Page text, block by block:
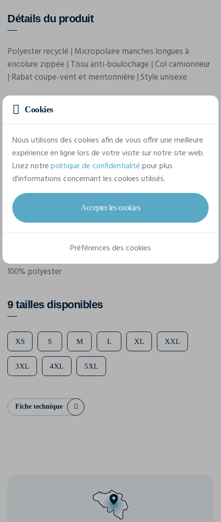
Détails du produit
Polyester recyclé | Micropolaire manches longues à
encolure zippée | Tissu anti-boulochage | Col camionneur
| Rabat coupe-vent et mentonnière | Style unisexe
Caractéristiques
Marque
Premier
Référence
PR831
Grammage
165 g/m²
100% polyester
9 tailles disponibles
XS S M L XL XXL
3XL 4XL 5XL
Fiche technique
Cookies
Nous utilisons des cookies afin de vous offrir une meilleure
expérience en ligne lors de votre visite sur notre site web.
Lisez notrepolitique de confidentialitépour plus
d'informations concernant les cookies utilisés.
Accepter les cookies
Préférences des cookies